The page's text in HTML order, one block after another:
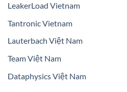
LeakerLoad Vietnam
Tantronic Vietnam
Lauterbach Việt Nam
Team Việt Nam
Dataphysics Việt Nam